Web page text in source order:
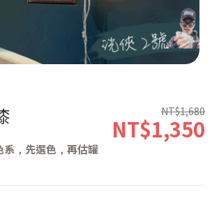
系，先選色，再估罐
NT$1,680
NT$1,350